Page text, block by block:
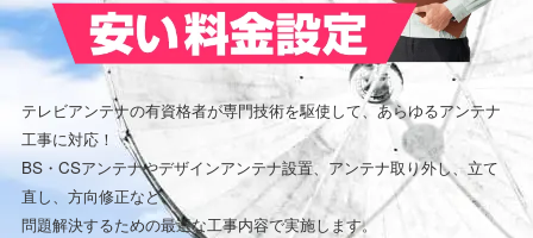
テレビアンテナの有資格者が専門技術を駆使して、あらゆるアンテナ
工事に対応！
BS・CSアンテナやデザインアンテナ設置、アンテナ取り外し、立て
直し、方向修正など、
問題解決するための最適な工事内容で実施します。